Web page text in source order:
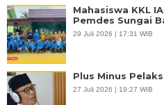
Mahasiswa KKL
Pemdes Sungai
29 Juli 2026 | 17:31 WIB
Plus Minus
27 Juli 2026 | 19:27 WIB